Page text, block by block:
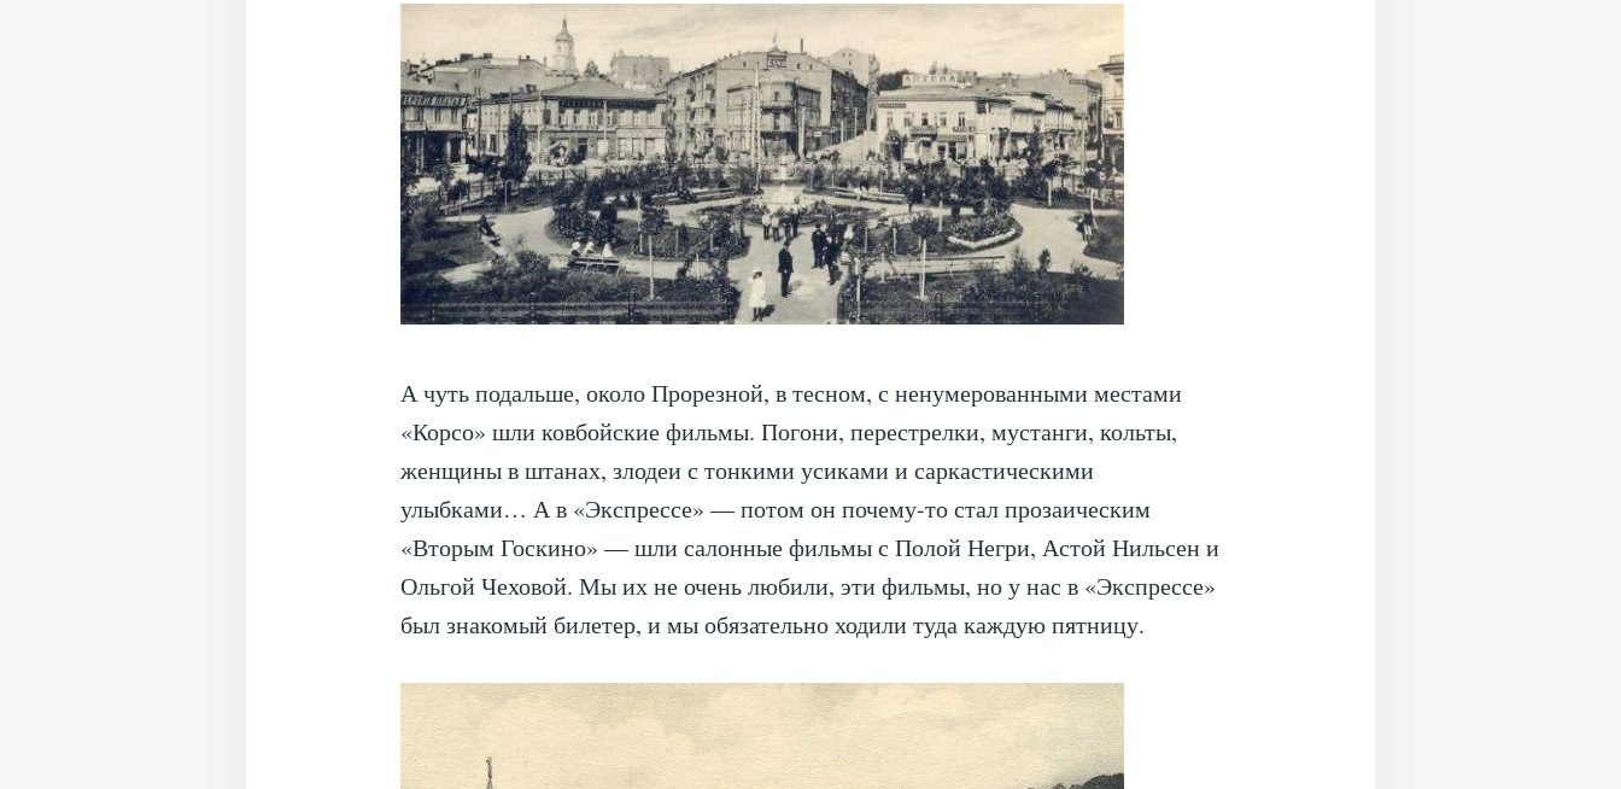
А чуть подальше, около Прорезной, в тесном, с ненумерованными местами
«Корсо» шли ковбойские фильмы. Погони, перестрелки, мустанги, кольты,
женщины в штанах, злодеи с тонкими усиками и саркастическими
улыбками… А в «Экспрессе» — потом он почему-то стал прозаическим
«Вторым Госкино» — шли салонные фильмы с Полой Негри, Астой Нильсен и
Ольгой Чеховой. Мы их не очень любили, эти фильмы, но у нас в «Экспрессе»
был знакомый билетер, и мы обязательно ходили туда каждую пятницу.